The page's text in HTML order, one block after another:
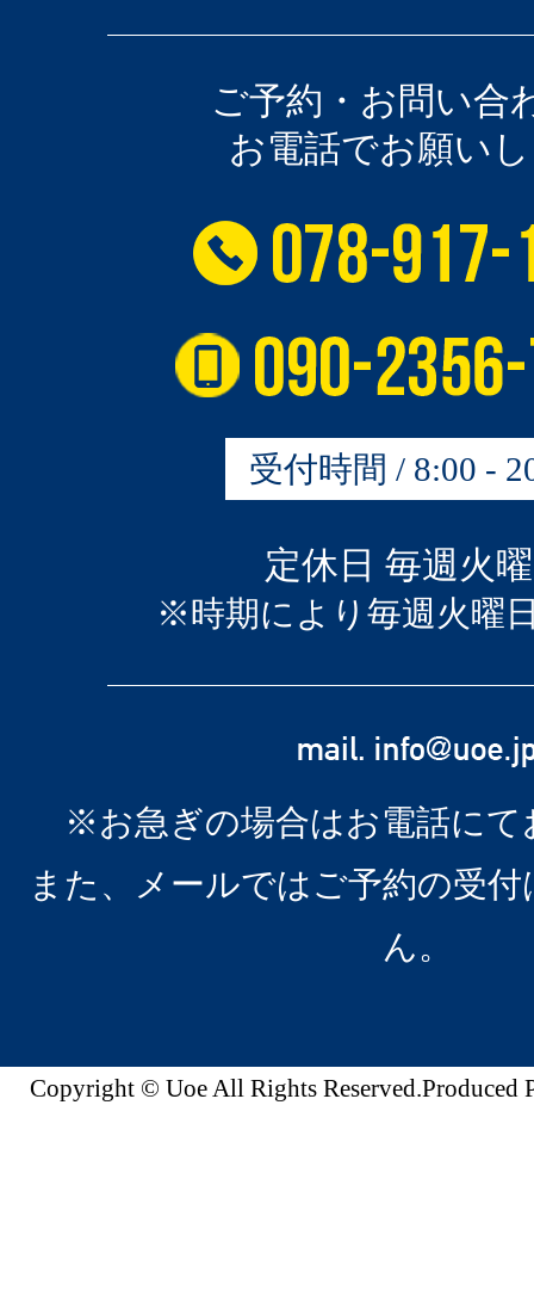
ご予約・お問い合
お電話でお願い
受付時間 / 8:00 -
定休日 毎週火
※時期により毎週火曜
※お急ぎの場合はお電話にて
また、メールではご予約の受
ん。
Copyright © Uoe All Rights Reserved.Produced